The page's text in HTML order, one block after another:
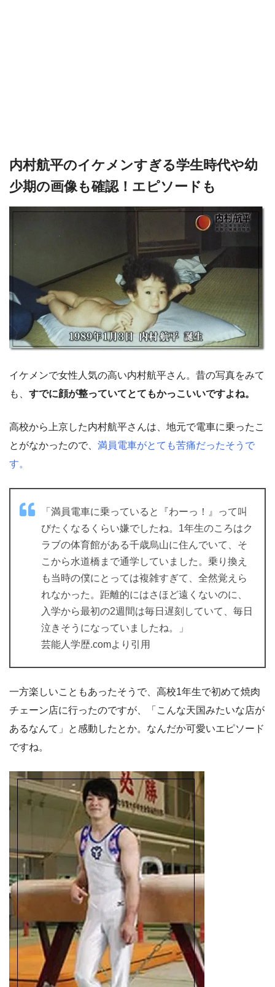
内村航平のイケメンすぎる学生時代や幼
少期の画像も確認！エピソードも
イケメンで女性人気の高い内村航平さん。昔の写真をみて
も、 すでに顔が整っていてとてもかっこいいですよね。
高校から上京した内村航平さんは、地元で電車に乗ったこ
とがなかったので、 満員電車がとても苦痛だったそうで
す。
「満員電車に乗っていると『わーっ！』って叫
びたくなるくらい嫌でしたね。1年生のころはク
ラブの体育館がある千歳烏山に住んでいて、そ
こから水道橋まで通学していました。乗り換え
も当時の僕にとっては複雑すぎて、全然覚えら
れなかった。距離的にはさほど遠くないのに、
入学から最初の2週間は毎日遅刻していて、毎日
泣きそうになっていましたね。」
芸能人学歴.comより引用
一方楽しいこともあったそうで、高校1年生で初めて焼肉
チェーン店に行ったのですが、「こんな天国みたいな店が
あるなんて」と感動したとか。なんだか可愛いエピソード
ですね。